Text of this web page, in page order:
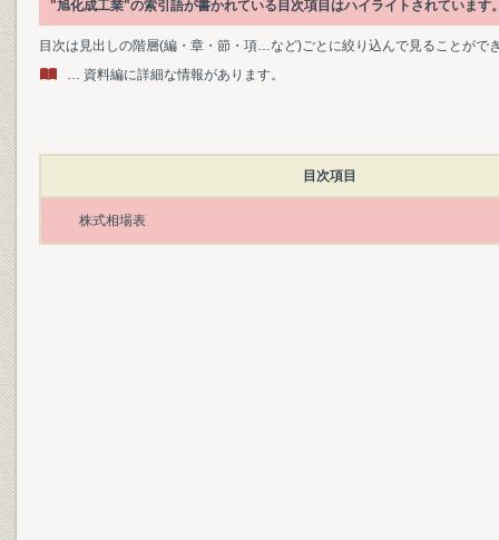
"旭化成工業"の索引語が書かれている目次項目はハイライトされています
目次は見出しの階層(編・章・節・項…など)ごとに絞り込んで見ることがで
… 資料編に詳細な情報があります。
目次項目
株式相場表